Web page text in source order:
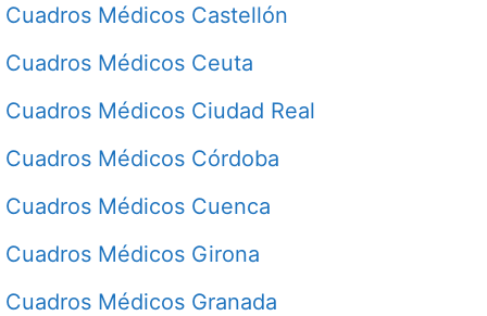
Cuadros Médicos Castellón
Cuadros Médicos Ceuta
Cuadros Médicos Ciudad Real
Cuadros Médicos Córdoba
Cuadros Médicos Cuenca
Cuadros Médicos Girona
Cuadros Médicos Granada